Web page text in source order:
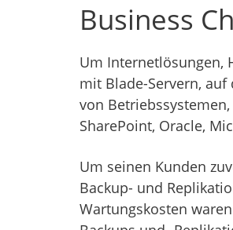
Business
Um Internetlösungen,
mit Blade-Servern,
von
SharePoint, Oracle,
Um seinen Kunden
Backup- und
Wartungskosten